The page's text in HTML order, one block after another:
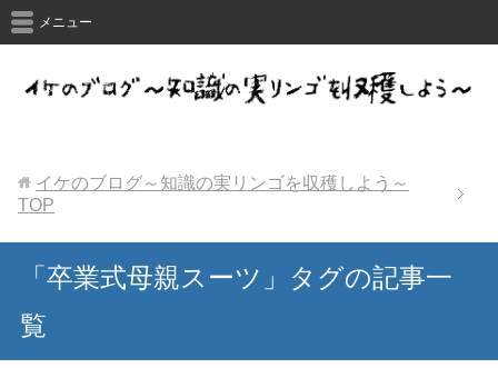
メニュー
イケのブログ～知識の実リンゴを収穫しよう～
TOP
「卒業式母親スーツ」タグの記事一
覧